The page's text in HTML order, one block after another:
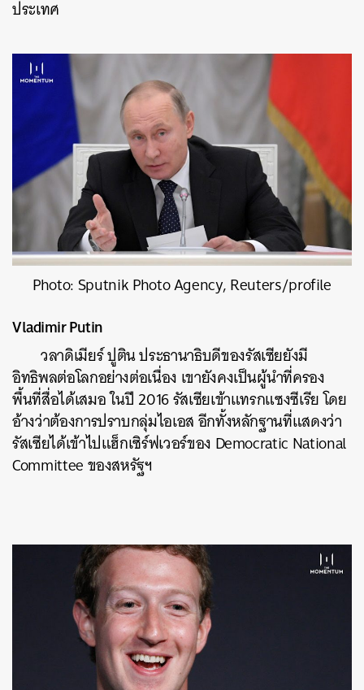
ประเทศ
Photo: Sputnik Photo Agency, Reuters/profile
Vladimir Putin
วลาดิเมียร์ ปูติน ประธานาธิบดีของรัสเซียยังมี
อิทธิพลต่อโลกอย่างต่อเนื่อง เขายังคงเป็นผู้นำที่ครอง
พื้นที่สื่อได้เสมอ ในปี 2016 รัสเซียเข้าแทรกแซงซีเรีย โดย
อ้างว่าต้องการปราบกลุ่มไอเอส อีกทั้งหลักฐานที่แสดงว่า
รัสเซียได้เข้าไปแฮ็กเซิร์ฟเวอร์ของ Democratic National
Committee ของสหรัฐฯ